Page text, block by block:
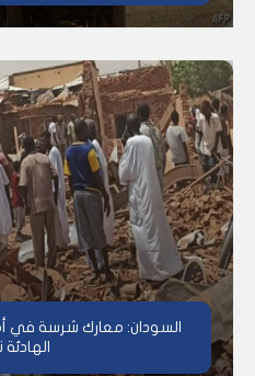
السودان: معارك شرسة في
الهادئة